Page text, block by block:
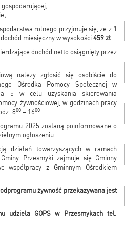
rolnego przyjmuje się, że z 1
miesięczny w wysokości 459 zł
dochód netto osiągnięty przez
należy zgłosić się osobiście do
Ośrodka Pomocy Społecznej w
5 w celu uzyskania skierowania
żywnościowej, w godzinach pracy
800 – 1600
2025 zostaną poinformowane o
ogłoszeniu.
działań towarzyszących w ramach
Przesmyki zajmuje się Gminny
współpracy z Gminnym Ośrodkiem
żywność przekazywana jest
udziela GOPS w Przesmykach tel.